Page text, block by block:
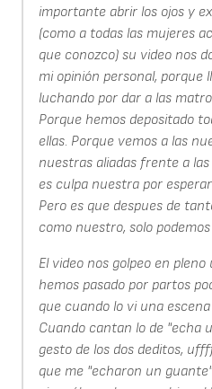
importante abrir los ojos y
(como a todas las mujeres
que conozco) su video nos
mi opinión personal, porque
luchando por dar a las
Porque hemos depositado
ellas. Porque vemos a las
nuestras aliadas frente a
es culpa nuestra por
Pero es que despues de
como nuestro, solo
El video nos golpeo en
hemos pasado por partos
que cuando lo vi una
Cuando cantan lo de "echa
gesto de los dos deditos,
que me "echaron un